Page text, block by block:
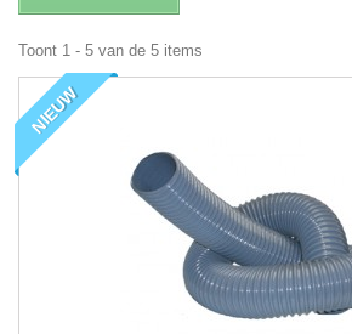
Toont 1 - 5 van de 5 items
NIEUW